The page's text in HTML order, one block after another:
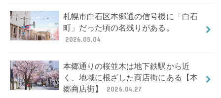
札幌市白石区本郷通の信号機に「白石
町」だった頃の名残りがある。
2026.05.04
本郷通りの桜並木は地下鉄駅から近
く、地域に根ざした商店街にある【本
郷商店街】
2026.04.27